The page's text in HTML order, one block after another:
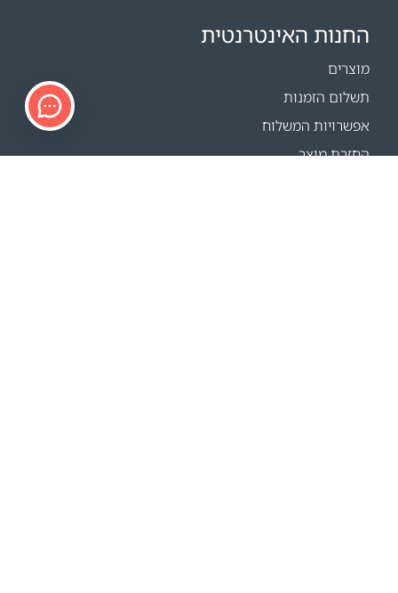
החנות האינטרנטית
מוצרים
תשלום הזמנות
אפשרויות המשלוח
החזרת מוצר